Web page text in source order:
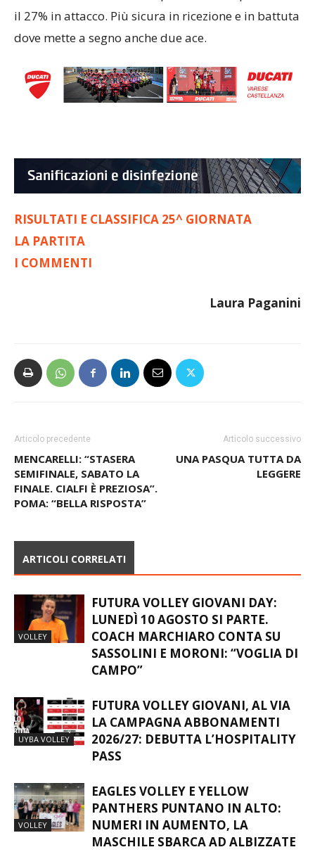
il 27% in attacco. Più sicura in ricezione e in battuta
dove mette a segno anche due ace.
RISULTATI E CLASSIFICA 25^ GIORNATA
LA PARTITA
I COMMENTI
Laura Paganini
Articolo precedente
MENCARELLI: “STASERA
SEMIFINALE, SABATO LA
FINALE. CIALFI È PREZIOSA”.
POMA: “BELLA RISPOSTA”
Articolo successivo
UNA PASQUA TUTTA DA
LEGGERE
ARTICOLI CORRELATI
VOLLEY
FUTURA VOLLEY GIOVANI DAY:
LUNEDÌ 10 AGOSTO SI PARTE.
COACH MARCHIARO CONTA SU
SASSOLINI E MORONI: “VOGLIA DI
CAMPO”
UYBA VOLLEY
FUTURA VOLLEY GIOVANI, AL VIA
LA CAMPAGNA ABBONAMENTI
2026/27: DEBUTTA L’HOSPITALITY
PASS
VOLLEY
EAGLES VOLLEY E YELLOW
PANTHERS PUNTANO IN ALTO:
NUMERI IN AUMENTO, LA
MASCHILE SBARCA AD ALBIZZATE